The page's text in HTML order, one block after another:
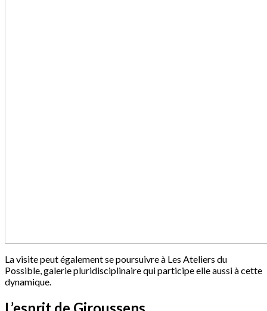
La visite peut également se poursuivre à Les Ateliers du
Possible, galerie pluridisciplinaire qui participe elle aussi à cette
dynamique.
L’esprit de Giroussens